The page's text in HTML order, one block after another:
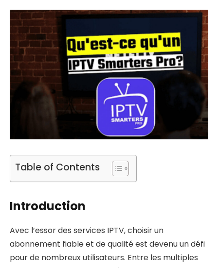
Table of Contents
Introduction
Avec l’essor des services IPTV, choisir un
abonnement fiable et de qualité est devenu un défi
pour de nombreux utilisateurs. Entre les multiples